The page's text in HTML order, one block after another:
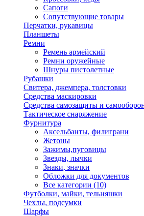
Сапоги
Сопутствующие товары
Перчатки, рукавицы
Планшеты
Ремни
Ремень армейский
Ремни оружейные
Шнуры пистолетные
Рубашки
Свитера, джемпера, толстовки
Средства маскировки
Средства самозащиты и
Тактическое снаряжение
Фурнитура
Аксельбанты, филиграни
Жетоны
Зажимы,пуговицы
Звезды, лычки
Знаки, значки
Обложки для документов
Все категории (10)
Футболки, майки, тельняшки
Чехлы, подсумки
Шарфы